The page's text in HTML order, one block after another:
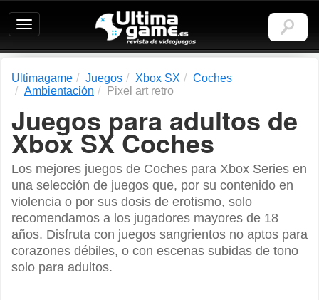
Ultimagame:
Revista
de
Ultimagame Juegos Xbox SX
Coches
Ambientación
Pixel art retro
Juegos para adultos de
Xbox SX Coches
Los mejores juegos de Coches para Xbox Series en
una selección de juegos que, por su contenido en
violencia o por sus dosis de erotismo, solo
recomendamos a los jugadores mayores de 18
años. Disfruta con juegos sangrientos no aptos para
corazones débiles, o con escenas subidas de tono
solo para adultos.